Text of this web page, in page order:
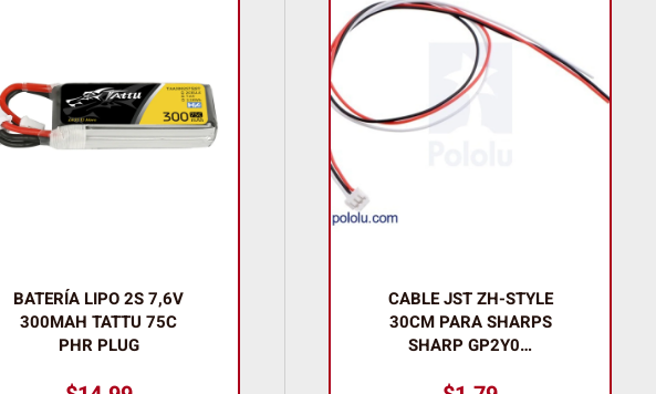
CABLE JST ZH-STYLE
30CM PARA SHARPS
SHARP GP2Y0…
LLANTA MECANUM
DERECHA 60MM
AMARILLA